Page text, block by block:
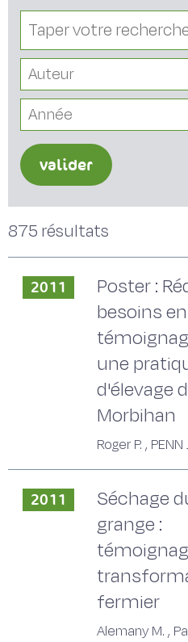
Auteur
Année
valider
875 résultats
2011
Poster :
besoins
une
d'élevage
Morbihan
Roger P. ,
2011
Séchage
grange :
fermier
Alemany M. ,